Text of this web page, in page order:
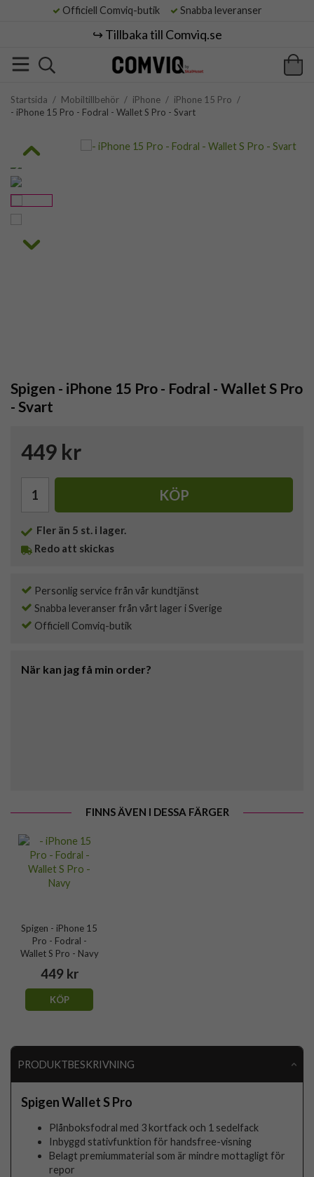
Officiell Comviq-butik Snabba leveranser
↪️ Tillbaka till Comviq.se
Startsida / Mobiltillbehör / iPhone / iPhone 15 Pro /
- iPhone 15 Pro - Fodral - Wallet S Pro - Svart
Spigen - iPhone 15 Pro - Fodral - Wallet S Pro
- Svart
449 kr
KÖP
Fler än 5 st. i lager.
Redo att skickas
Personlig service från vår kundtjänst
Snabba leveranser från vårt lager i Sverige
Officiell Comviq-butik
När kan jag få min order?
FINNS ÄVEN I DESSA FÄRGER
Spigen - iPhone 15
Pro - Fodral -
Wallet S Pro - Navy
449 kr
KÖP
PRODUKTBESKRIVNING
Spigen Wallet S Pro
Plånboksfodral med 3 kortfack och 1 sedelfack
Inbyggd stativfunktion för handsfree-visning
Belagt premiummaterial som är mindre mottagligt för
repor